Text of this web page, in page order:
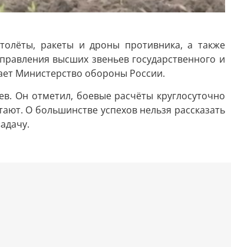
ракеты и дроны противника, а также
высших звеньев государственного и
Министерство обороны России.
Он отметил, боевые расчёты круглосуточно
О большинстве успехов нельзя рассказать